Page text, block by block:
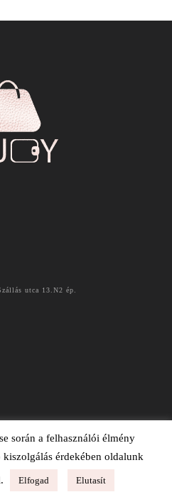
utca 13.N2 ép.
során a felhasználói élmény
érdekében oldalunk
Elfogad Elutasít